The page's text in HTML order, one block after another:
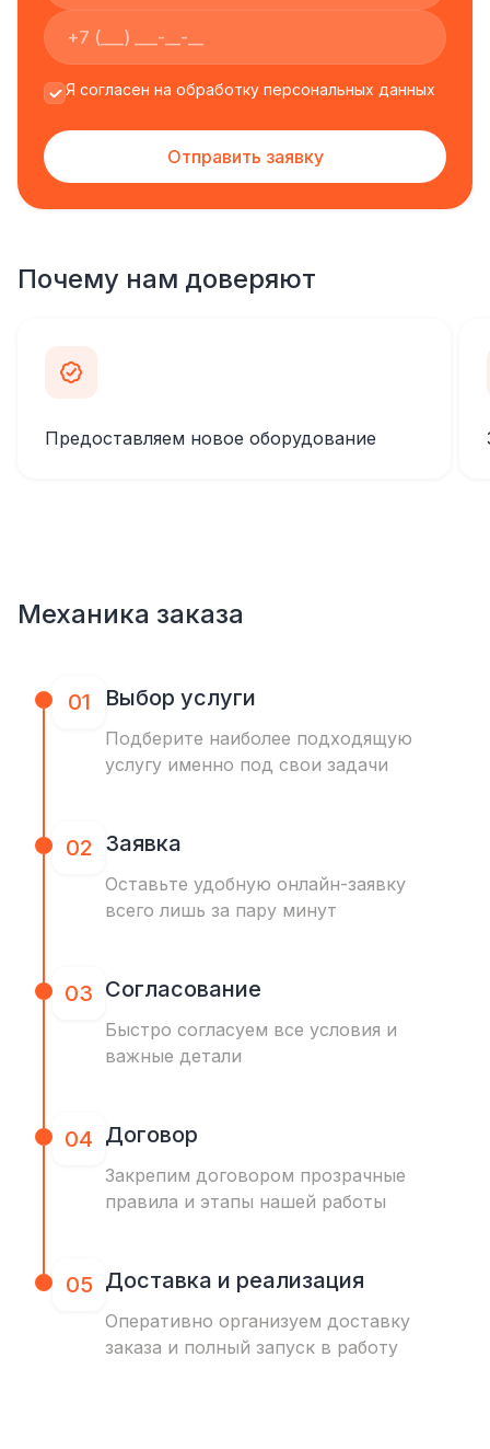
Я согласен на обработку персональных данных
Отправить заявку
Почему нам доверяют
Предоставляем новое оборудование
Механика заказа
01 Выбор услуги
Подберите наиболее подходящую
услугу именно под свои задачи
02 Заявка
Оставьте удобную онлайн-заявку
всего лишь за пару минут
03 Согласование
Быстро согласуем все условия и
важные детали
04 Договор
Закрепим договором прозрачные
правила и этапы нашей работы
05 Доставка и реализация
Оперативно организуем доставку
заказа и полный запуск в работу